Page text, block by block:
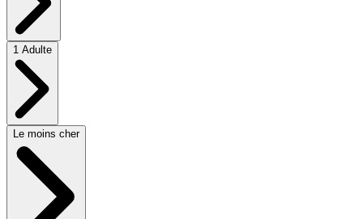
1 Adulte
Le moins cher